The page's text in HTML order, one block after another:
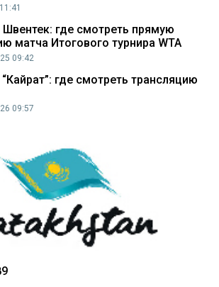
где смотреть прямую
матча Итогового турнира WTA
09:42
“Кайрат”: где смотреть трансляцию
09:57